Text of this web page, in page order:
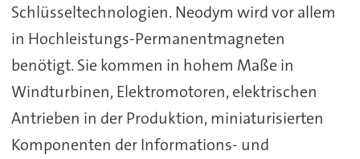
Schlüsseltechnologien. Neodym wird vor allem
in Hochleistungs-Permanentmagneten
benötigt. Sie kommen in hohem Maße in
Windturbinen, Elektromotoren, elektrischen
Antrieben in der Produktion, miniaturisierten
Komponenten der Informations- und